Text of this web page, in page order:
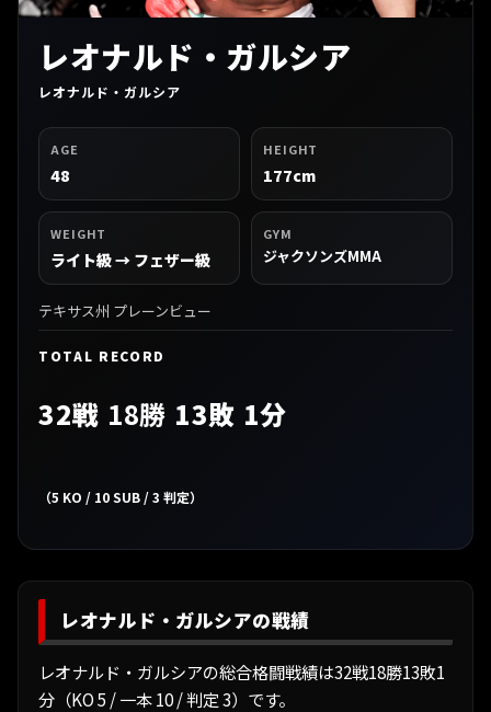
レオナルド・ガルシア
レオナルド・ガルシア
AGE
48
HEIGHT
177cm
WEIGHT
ライト級 → フェザー級
GYM
ジャクソンズMMA
テキサス州 プレーンビュー
TOTAL RECORD
32戦 18勝 13敗 1分
（5 KO / 10 SUB / 3 判定）
レオナルド・ガルシアの戦績
レオナルド・ガルシアの総合格闘戦績は32戦18勝13敗1
分（KO 5 / 一本 10 / 判定 3）です。